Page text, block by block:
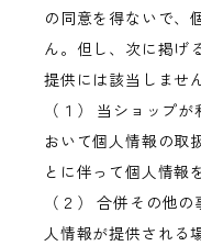
の同意を得ないで、
ん。但し、次に掲げ
提供には該当しません
（１） 当ショップ
おいて個人情報の取
とに伴って個人情報
（２） 合併その他
人情報が提供される